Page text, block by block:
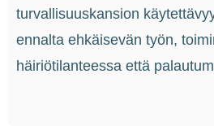
turvallisuuskansion
ennalta ehkäisevän työn,
häiriötilanteessa että